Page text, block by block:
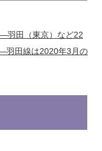
羽田（東京）など22
羽田線は2020年3月の